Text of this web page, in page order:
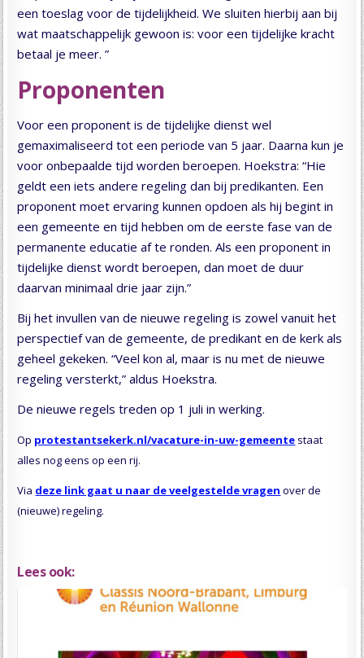
een toeslag voor de tijdelijkheid. We sluiten hierbij aan bij
wat maatschappelijk gewoon is: voor een tijdelijke kracht
betaal je meer. ”
Proponenten
Voor een proponent is de tijdelijke dienst wel
gemaximaliseerd tot een periode van 5 jaar. Daarna kun je
voor onbepaalde tijd worden beroepen. Hoekstra: “Hie
geldt een iets andere regeling dan bij predikanten. Een
proponent moet ervaring kunnen opdoen als hij begint in
een gemeente en tijd hebben om de eerste fase van de
permanente educatie af te ronden. Als een proponent in
tijdelijke dienst wordt beroepen, dan moet de duur
daarvan minimaal drie jaar zijn.”
Bij het invullen van de nieuwe regeling is zowel vanuit het
perspectief van de gemeente, de predikant en de kerk als
geheel gekeken. “Veel kon al, maar is nu met de nieuwe
regeling versterkt,” aldus Hoekstra.
De nieuwe regels treden op 1 juli in werking.
Op protestantsekerk.nl/vacature-in-uw-gemeente staat
alles nog eens op een rij.
Via deze link gaat u naar de veelgestelde vragen over de
(nieuwe) regeling.
Lees ook: